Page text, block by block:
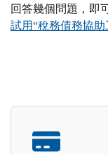
回答幾個問題，即
試用“稅務債務協助